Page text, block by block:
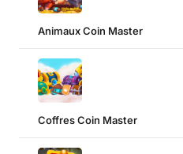
Animaux Coin Master
Coffres Coin Master